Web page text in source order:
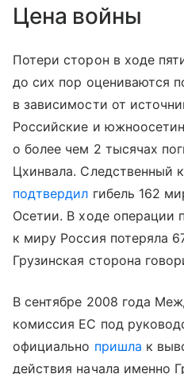
Цена войны
Потери сторон в ходе
до сих пор оцениваются
в зависимости от
Российские и
о более чем 2 тысячах
Цхинвала. Следственный
подтвердил гибель 162
Осетии. В ходе операции
к миру Россия потеряла
Грузинская сторона
В сентябре 2008 года
комиссия ЕС под
официально пришла к
действия начала именно